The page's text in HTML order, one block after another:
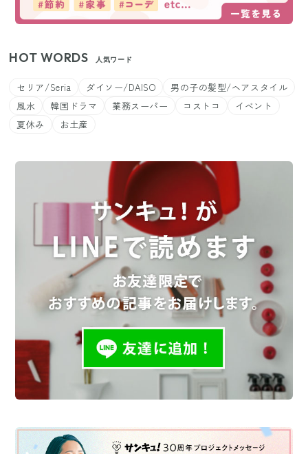
HOT WORDS 人気ワード
セリア/Seria ダイソー/DAISO
男の子の髪型/ヘアスタイル
風水
韓国ドラマ 業務スーパー コストコ
イベント
夏休み
お土産